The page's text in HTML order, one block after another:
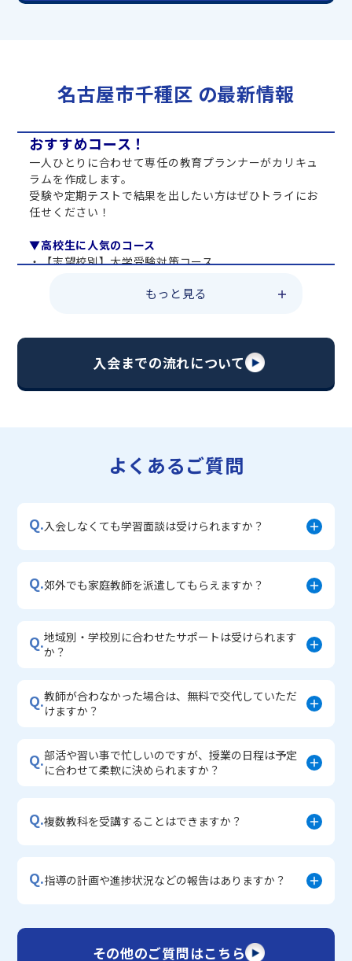
名古屋市千種区 の最新情報
おすすめコース！
一人ひとりに合わせて専任の教育プランナーがカリキュ
ラムを作成します。
受験や定期テストで結果を出したい方はぜひトライにお
任せください！
▼高校生に人気のコース
・【志望校別】大学受験対策コース
・総合型選抜直前対策コース
・【志望校別】公立・私立高校受験対策コース
・宿題サポートコース
・学習習慣定着コース
もっと見る
入会までの流れについて
よくあるご質問
Q.入会しなくても学習面談は受けられますか？
Q.郊外でも家庭教師を派遣してもらえますか？
Q.地域別・学校別に合わせたサポートは受けられます
か？
Q.教師が合わなかった場合は、無料で交代していただ
けますか？
Q.部活や習い事で忙しいのですが、授業の日程は予定
に合わせて柔軟に決められますか？
Q.複数教科を受講することはできますか？
Q.指導の計画や進捗状況などの報告はありますか？
その他のご質問はこちら